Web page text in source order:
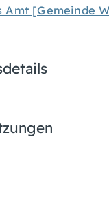
Amt [Gemeinde